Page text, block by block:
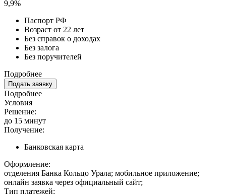
9,9%
Паспорт РФ
Возраст от 22 лет
Без справок о доходах
Без залога
Без поручителей
Подробнее
Подать заявку
Подробнее
Условия
Решение:
до 15 минут
Получение:
Банковская карта
Оформление:
отделения Банка Кольцо Урала; мобильное приложение;
онлайн заявка через официальный сайт;
Тип платежей: